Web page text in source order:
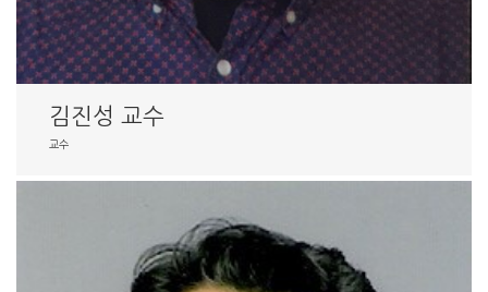
김진성 교수
교수